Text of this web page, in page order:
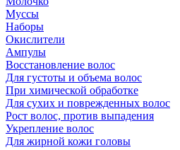
Муссы
Наборы
Окислители
Ампулы
Восстановление волос
Для густоты и объема волос
При химической обработке
Для сухих и поврежденных волос
Рост волос, против выпадения
Укрепление волос
Для жирной кожи головы